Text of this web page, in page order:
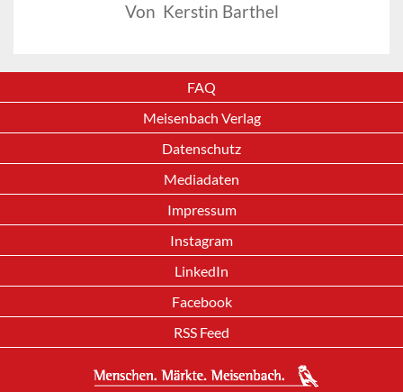
Von Kerstin Barthel
FAQ
Meisenbach Verlag
Datenschutz
Mediadaten
Impressum
Instagram
LinkedIn
Facebook
RSS Feed